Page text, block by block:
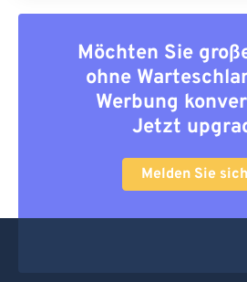
Möchten Sie
ohne
Werbung
Jetzt
Melden Sie